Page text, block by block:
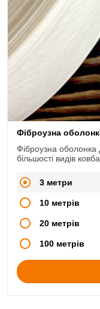
Фіброузна
Фіброузна оболонка
більшості видів
3 метри
10 метрів
20 метрів
100 метрів